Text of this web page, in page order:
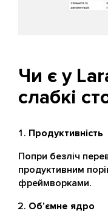
Чи є у
слабкі
Продуктивність
Попри безліч
продуктивним
фреймворками.
Об’ємне ядро